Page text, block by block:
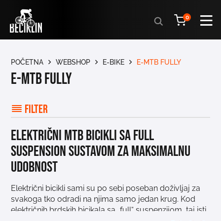
Products
search
0
POČETNA WEBSHOP E-BIKE E-MTB FULLY
Filter
E-mtb fully
Električni MTB bicikli sa full
suspension sustavom za maksimalnu
udobnost
Električni bicikli sami su po sebi poseban doživljaj za
svakoga tko odradi na njima samo jedan krug. Kod
električnih brdskih bicikala sa „full“ suspenzijom, taj isti